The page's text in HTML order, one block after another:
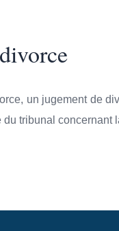
un jugement de
du tribunal